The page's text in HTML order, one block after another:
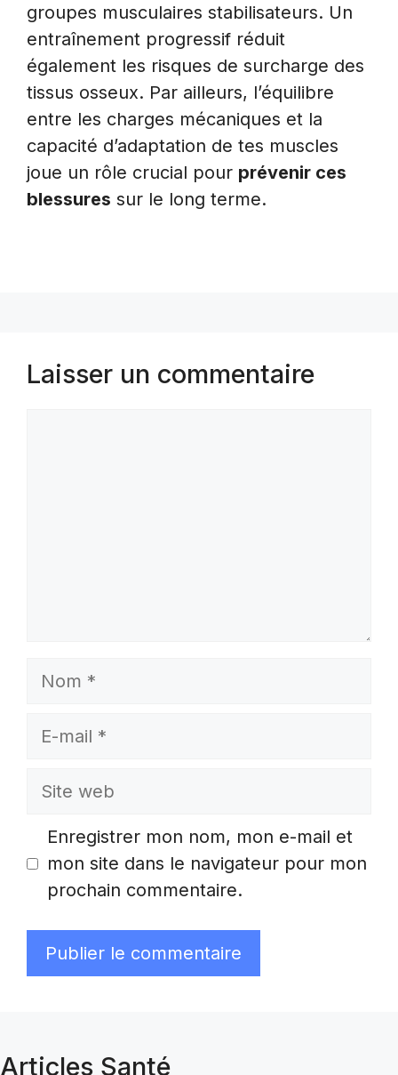
groupes musculaires stabilisateurs. Un
entraînement progressif réduit
également les risques de surcharge des
tissus osseux. Par ailleurs, l’équilibre
entre les charges mécaniques et la
capacité d’adaptation de tes muscles
joue un rôle crucial pour prévenir ces
blessures sur le long terme.
Laisser un commentaire
Nom
E-
Site
Enregistrer mon nom, mon e-mail et
mon site dans le navigateur pour mon
prochain commentaire.
Articles Santé